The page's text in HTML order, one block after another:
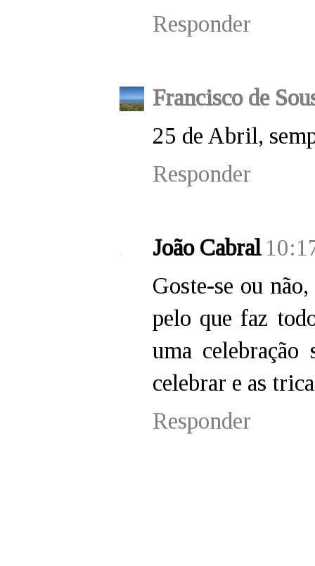
Responder
Francisco de
25 de Abril,
Responder
João Cabral
Goste-se ou
pelo que faz
uma
celebrar e as
Responder